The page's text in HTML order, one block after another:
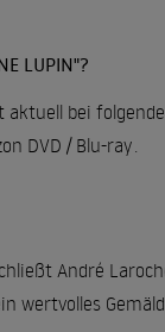
LUPIN"?
aktuell bei
DVD / Blu-ray.
André
wertvolles